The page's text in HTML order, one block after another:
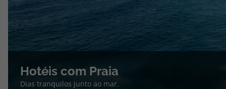
Hotéis com Praia
Dias tranquilos junto ao mar.